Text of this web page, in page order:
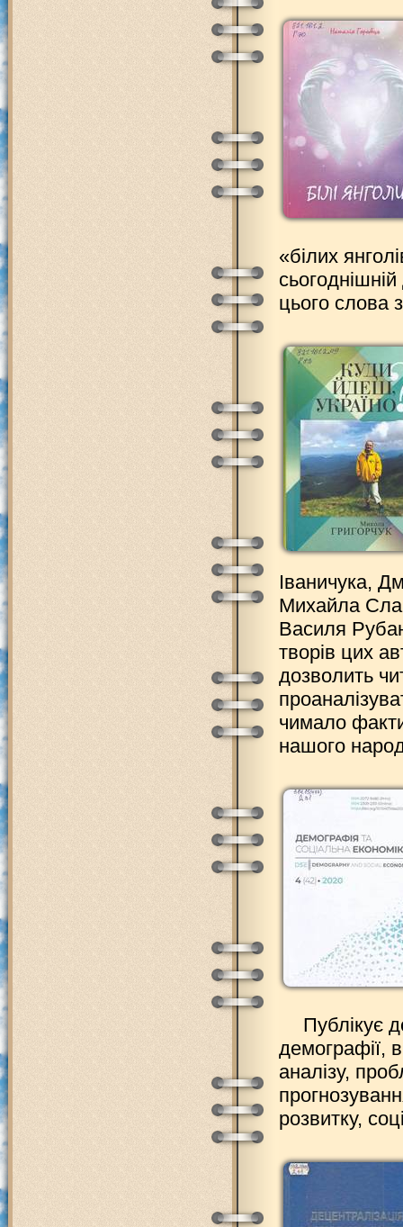
«білих
цього слова
Іваничука,
Михайла
Василя
творів цих
дозволить
чимало
нашого
Публікує
демографії,
аналізу,
розвитку,